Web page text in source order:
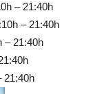
– 21:40h
– 21:40h
– 21:40h
21:40h